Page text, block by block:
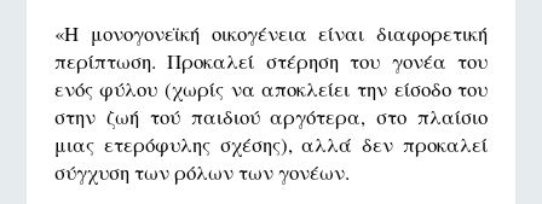
«Η μονογονεϊκή οικογένεια είναι διαφορετική
περίπτωση. Προκαλεί στέρηση του γονέα του
ενός φύλου (χωρίς να αποκλείει την είσοδο του
στην ζωή τού παιδιού αργότερα, στο πλαίσιο
μιας ετερόφυλης σχέσης), αλλά δεν προκαλεί
σύγχυση των ρόλων των γονέων.